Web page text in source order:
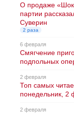
О продаже
партии
Суверин
2 раза
6 февраля
Смягчение
подпольных
2 февраля
Топ самых
понедельник, 2
2 февраля